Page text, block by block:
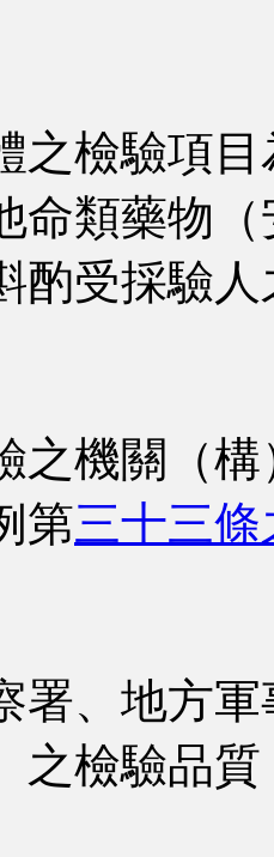
之檢驗項
命類藥物
酌受採驗
之機關（
第三十三條
署、地方
之檢驗品